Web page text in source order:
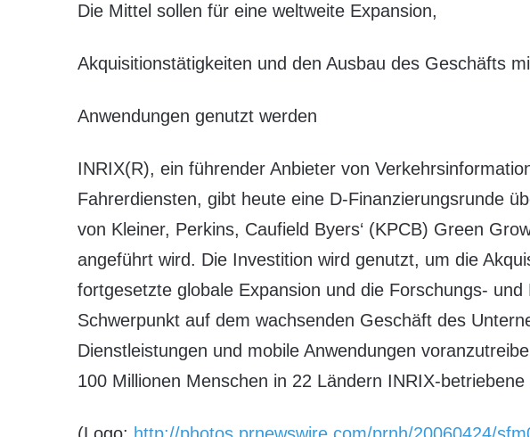
Die Mittel sollen für eine weltweite Expansion,
Akquisitionstätigkeiten und den Ausbau des Geschäfts
Anwendungen genutzt werden
INRIX(R), ein führender Anbieter von
Fahrerdiensten, gibt heute eine D-Finanzierungsrunde
von Kleiner, Perkins, Caufield Byers‘ (KPCB) Green
angeführt wird. Die Investition wird genutzt, um die
fortgesetzte globale Expansion und die Forschungs-
Schwerpunkt auf dem wachsenden Geschäft des
Dienstleistungen und mobile Anwendungen
100 Millionen Menschen in 22 Ländern INRIX-betriebene